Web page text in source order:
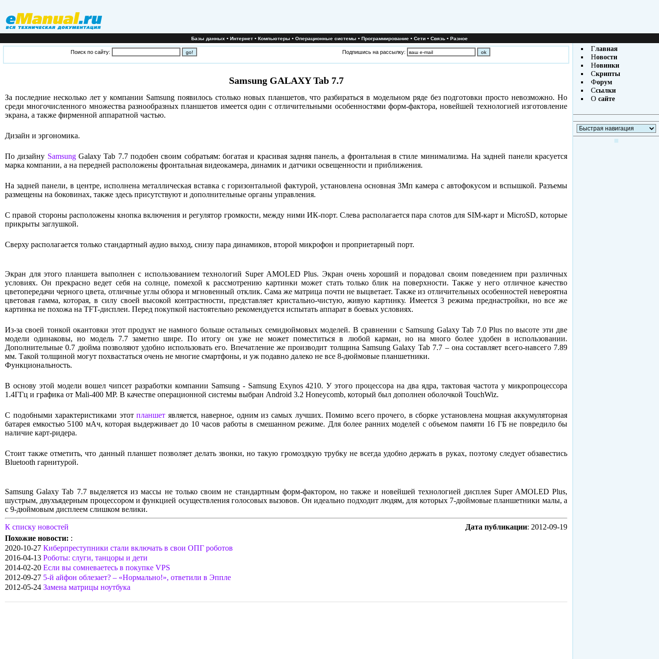
Базы данных•Интернет•Компьютеры•Операционные системы•Программирование•Сети•Связь•Разное
Поиск по сайту: Подпишись на рассылку:
Samsung GALAXY Tab 7.7
За последние несколько лет у компании Samsung появилось столько новых планшетов, что разбираться в модельном ряде без подготовки просто невозможно. Но
среди многочисленного множества разнообразных планшетов имеется один с отличительными особенностями форм-фактора, новейшей технологией изготовление
экрана, а также фирменной аппаратной частью.
Дизайн и эргономика.
По дизайну SamsungGalaxy Tab 7.7 подобен своим собратьям: богатая и красивая задняя панель, а фронтальная в стиле минимализма. На задней панели красуется
марка компании, а на передней расположены фронтальная видеокамера, динамик и датчики освещенности и приближения.
На задней панели, в центре, исполнена металлическая вставка с горизонтальной фактурой, установлена основная 3Мп камера с автофокусом и вспышкой. Разъемы
размещены на боковинах, также здесь присутствуют и дополнительные органы управления.
С правой стороны расположены кнопка включения и регулятор громкости, между ними ИК-порт. Слева располагается пара слотов для SIM-карт и MicroSD, которые
прикрыты заглушкой.
Сверху располагается только стандартный аудио выход, снизу пара динамиков, второй микрофон и проприетарный порт.
Экран для этого планшета выполнен с использованием технологий Super AMOLED Plus. Экран очень хороший и порадовал своим поведением при различных
условиях. Он прекрасно ведет себя на солнце, помехой к рассмотрению картинки может стать только блик на поверхности. Также у него отличное качество
цветопередачи черного цвета, отличные углы обзора и мгновенный отклик. Сама же матрица почти не выцветает. Также из отличительных особенностей невероятна
цветовая гамма, которая, в силу своей высокой контрастности, представляет кристально-чистую, живую картинку. Имеется 3 режима преднастройки, но все же
картинка не похожа на TFT-дисплеи. Перед покупкой настоятельно рекомендуется испытать аппарат в боевых условиях.
Из-за своей тонкой окантовки этот продукт не намного больше остальных семидюймовых моделей. В сравнении с Samsung Galaxy Tab 7.0 Plus по высоте эти две
модели одинаковы, но модель 7.7 заметно шире. По итогу он уже не может поместиться в любой карман, но на много более удобен в использовании.
Дополнительные 0.7 дюйма позволяют удобно использовать его. Впечатление же производит толщина Samsung Galaxy Tab 7.7 – она составляет всего-навсего 7.89
мм. Такой толщиной могут похвастаться очень не многие смартфоны, и уж подавно далеко не все 8-дюймовые планшетники.
Функциональность.
В основу этой модели вошел чипсет разработки компании Samsung - Samsung Exynos 4210. У этого процессора на два ядра, тактовая частота у микропроцессора
1.4ГГц и графика от Mali-400 MP. В качестве операционной системы выбран Android 3.2 Honeycomb, который был дополнен оболочкой TouchWiz.
С подобными характеристиками этотпланшет является, наверное, одним из самых лучших. Помимо всего прочего, в сборке установлена мощная аккумуляторная
батарея емкостью 5100 мАч, которая выдерживает до 10 часов работы в смешанном режиме. Для более ранних моделей с объемом памяти 16 ГБ не повредило бы
наличие карт-ридера.
Стоит также отметить, что данный планшет позволяет делать звонки, но такую громоздкую трубку не всегда удобно держать в руках, поэтому следует обзавестись
Bluetooth гарнитурой.
Samsung Galaxy Tab 7.7 выделяется из массы не только своим не стандартным форм-фактором, но также и новейшей технологией дисплея Super AMOLED Plus,
шустрым, двухъядерным процессором и функцией осуществления голосовых вызовов. Он идеально подходит людям, для которых 7-дюймовые планшетники малы, а
с 9-дюймовым дисплеем слишком велики.
К списку новостей Дата публикации: 2012-09-19
Похожие новости: :
2020-10-27 Киберпреступники стали включать в свои ОПГ роботов
2016-04-13 Роботы: слуги, танцоры и дети
2014-02-20 Если вы сомневаетесь в покупке VPS
2012-09-27 5-й айфон облезает? – «Нормально!», ответили в Эппле
2012-05-24 Замена матрицы ноутбука
Главная
Новости
Новинки
Скрипты
Форум
Ссылки
Осайте